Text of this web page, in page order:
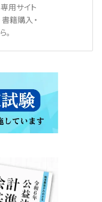
用サイト
籍購入・
。